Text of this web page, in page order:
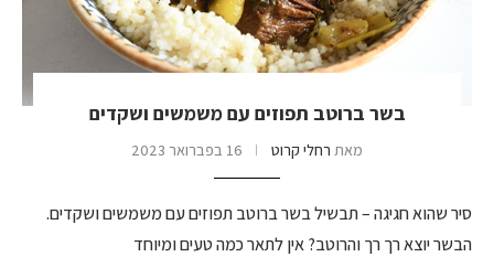
בשר ברוטב תפוזים עם משמשים ושקדים
מאת רחלי קרוט 16 בפברואר 2023
סיר שהוא חגיגה – תבשיל בשר ברוטב תפוזים עם משמשים ושקדים.
הבשר יוצא רך רך והרוטב? אין לתאר כמה טעים ומיוחד